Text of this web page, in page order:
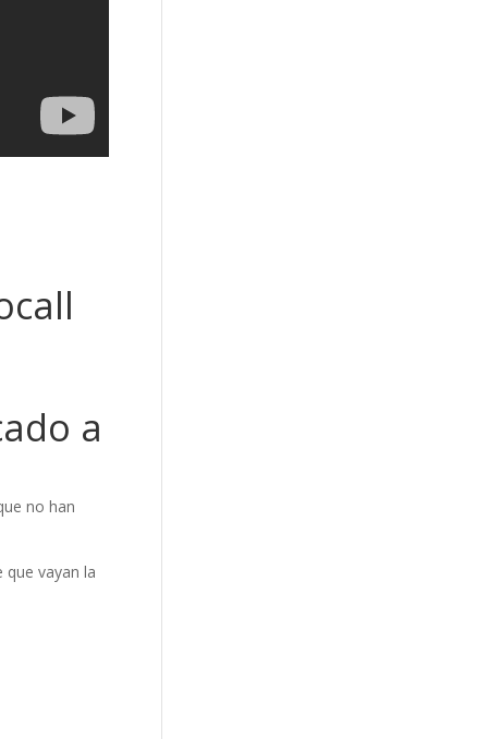
a
no han
vayan la